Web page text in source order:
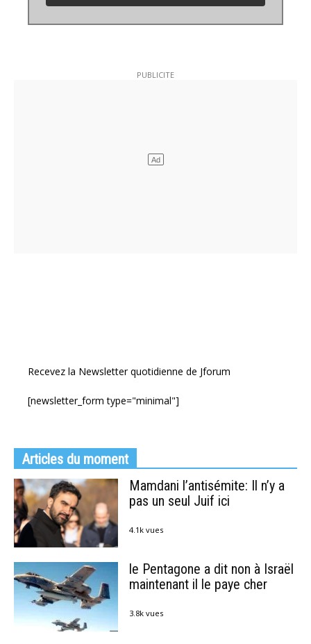
Recevez la Newsletter quotidienne de Jforum
[newsletter_form type="minimal"]
Articles du moment
Mamdani l’antisémite: Il n’y a
pas un seul Juif ici
4.1k vues
le Pentagone a dit non à Israël
maintenant il le paye cher
3.8k vues